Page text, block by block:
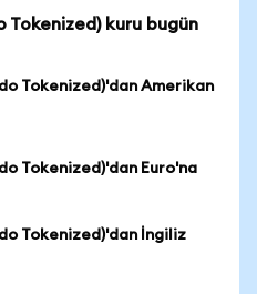
Tokenized) kuru bugün
Tokenized)'dan Amerikan
Tokenized)'dan Euro'na
Tokenized)'dan İngiliz